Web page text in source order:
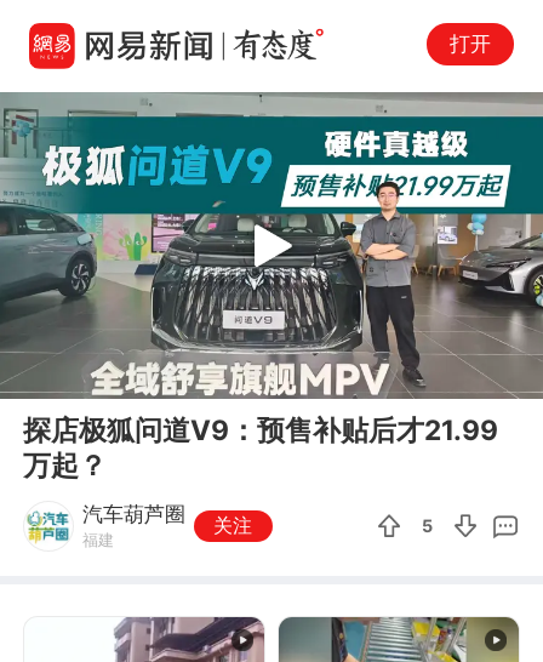
打开
04:50
Play
探店极狐问道V9：预售补贴后才21.99
万起？
汽车葫芦圈
福建
关注 5